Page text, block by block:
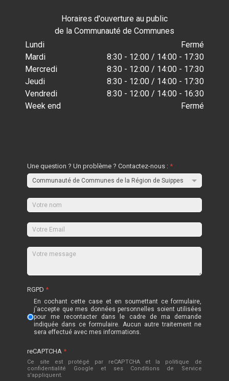
Horaires d'ouverture au public
de la Communauté de Communes
Lundi
Fermé
Mardi
8:30 - 12:00 / 14:00 - 17:30
Mercredi
8:30 - 12:00 / 14:00 - 17:30
Jeudi
8:30 - 12:00 / 14:00 - 17:30
Vendredi
8:30 - 12:00 / 14:00 - 16:30
Week end
Fermé
Une question ? Un problème ? Contactez-nous :*
RGPD*
En cochant cette case et en soumettant ce formulaire,
j'accepte que mes données personnelles soient utilisées
pour me recontacter dans le cadre de ma demande
indiquée dans ce formulaire. Aucun autre traitement ne
sera effectué avec mes informations.
reCAPTCHA*
Ce site est protégé par reCAPTCHA et la politique de
confidentialité Google et
ses Conditions de Service
s'appliquent.